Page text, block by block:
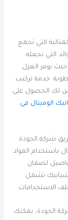
التي تجمع
التي تجعله
حيث يوفر العزل
خدمة تركيب
لك الحصول على
الوميتال في
شركة الجودة
باستخدام المواد
لضمان
تشمل
الاستخدامات.
الجودة، يمكنك